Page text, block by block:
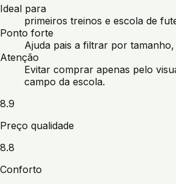
Ideal para
primeiros treinos e escola de
Ponto forte
Ajuda pais a filtrar por
Atenção
Evitar comprar apenas pelo
campo da escola.
8.9
Preço qualidade
8.8
Conforto